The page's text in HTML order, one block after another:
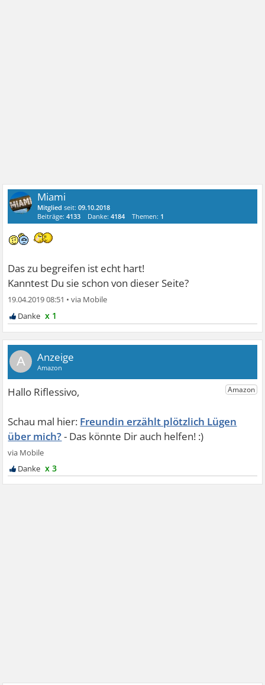
Miami
Mitglied seit:09.10.2018
Beiträge:4133 Danke:4184 Themen: 1
Das zu begreifen ist echt hart!
Kanntest Du sie schon von dieser Seite?
19.04.2019 08:51 •
x 1
A
Freundin erzählt plötzlich Lügen
über mich?
x 3